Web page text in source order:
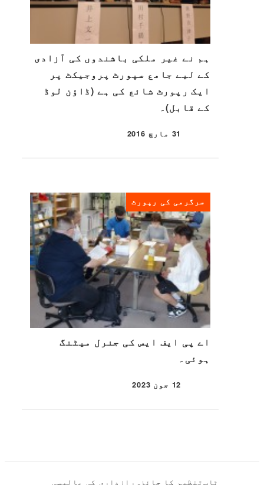
ہم نے غیر ملکی باشندوں کی آزادی
کے لیے جامع سپورٹ پروجیکٹ پر
ایک رپورٹ شائع کی ہے (ڈاؤن لوڈ
کے قابل)۔
شائع شدہ
31 مارچ 2016
سرگرمی کی رپورٹ
اے پی ایف ایس کی جنرل میٹنگ
ہوئی۔
شائع شدہ
12 جون 2023
ٹاپتنظیم کا جائزہ رازداری کی پالیسی